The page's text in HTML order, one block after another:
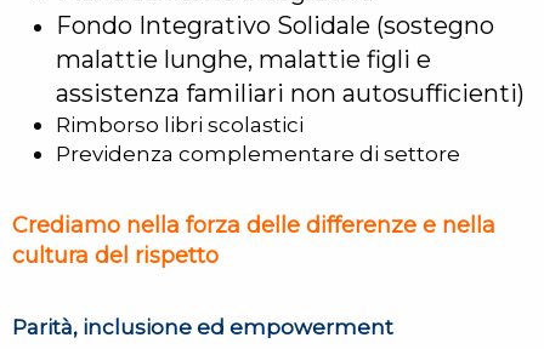
Fondo Integrativo Solidale (sostegno
malattie lunghe, malattie figli e
assistenza familiari non autosufficienti)
Rimborso libri scolastici
Previdenza complementare di settore
Crediamo nella forza delle differenze e nella
cultura del rispetto
Parità, inclusione ed empowerment